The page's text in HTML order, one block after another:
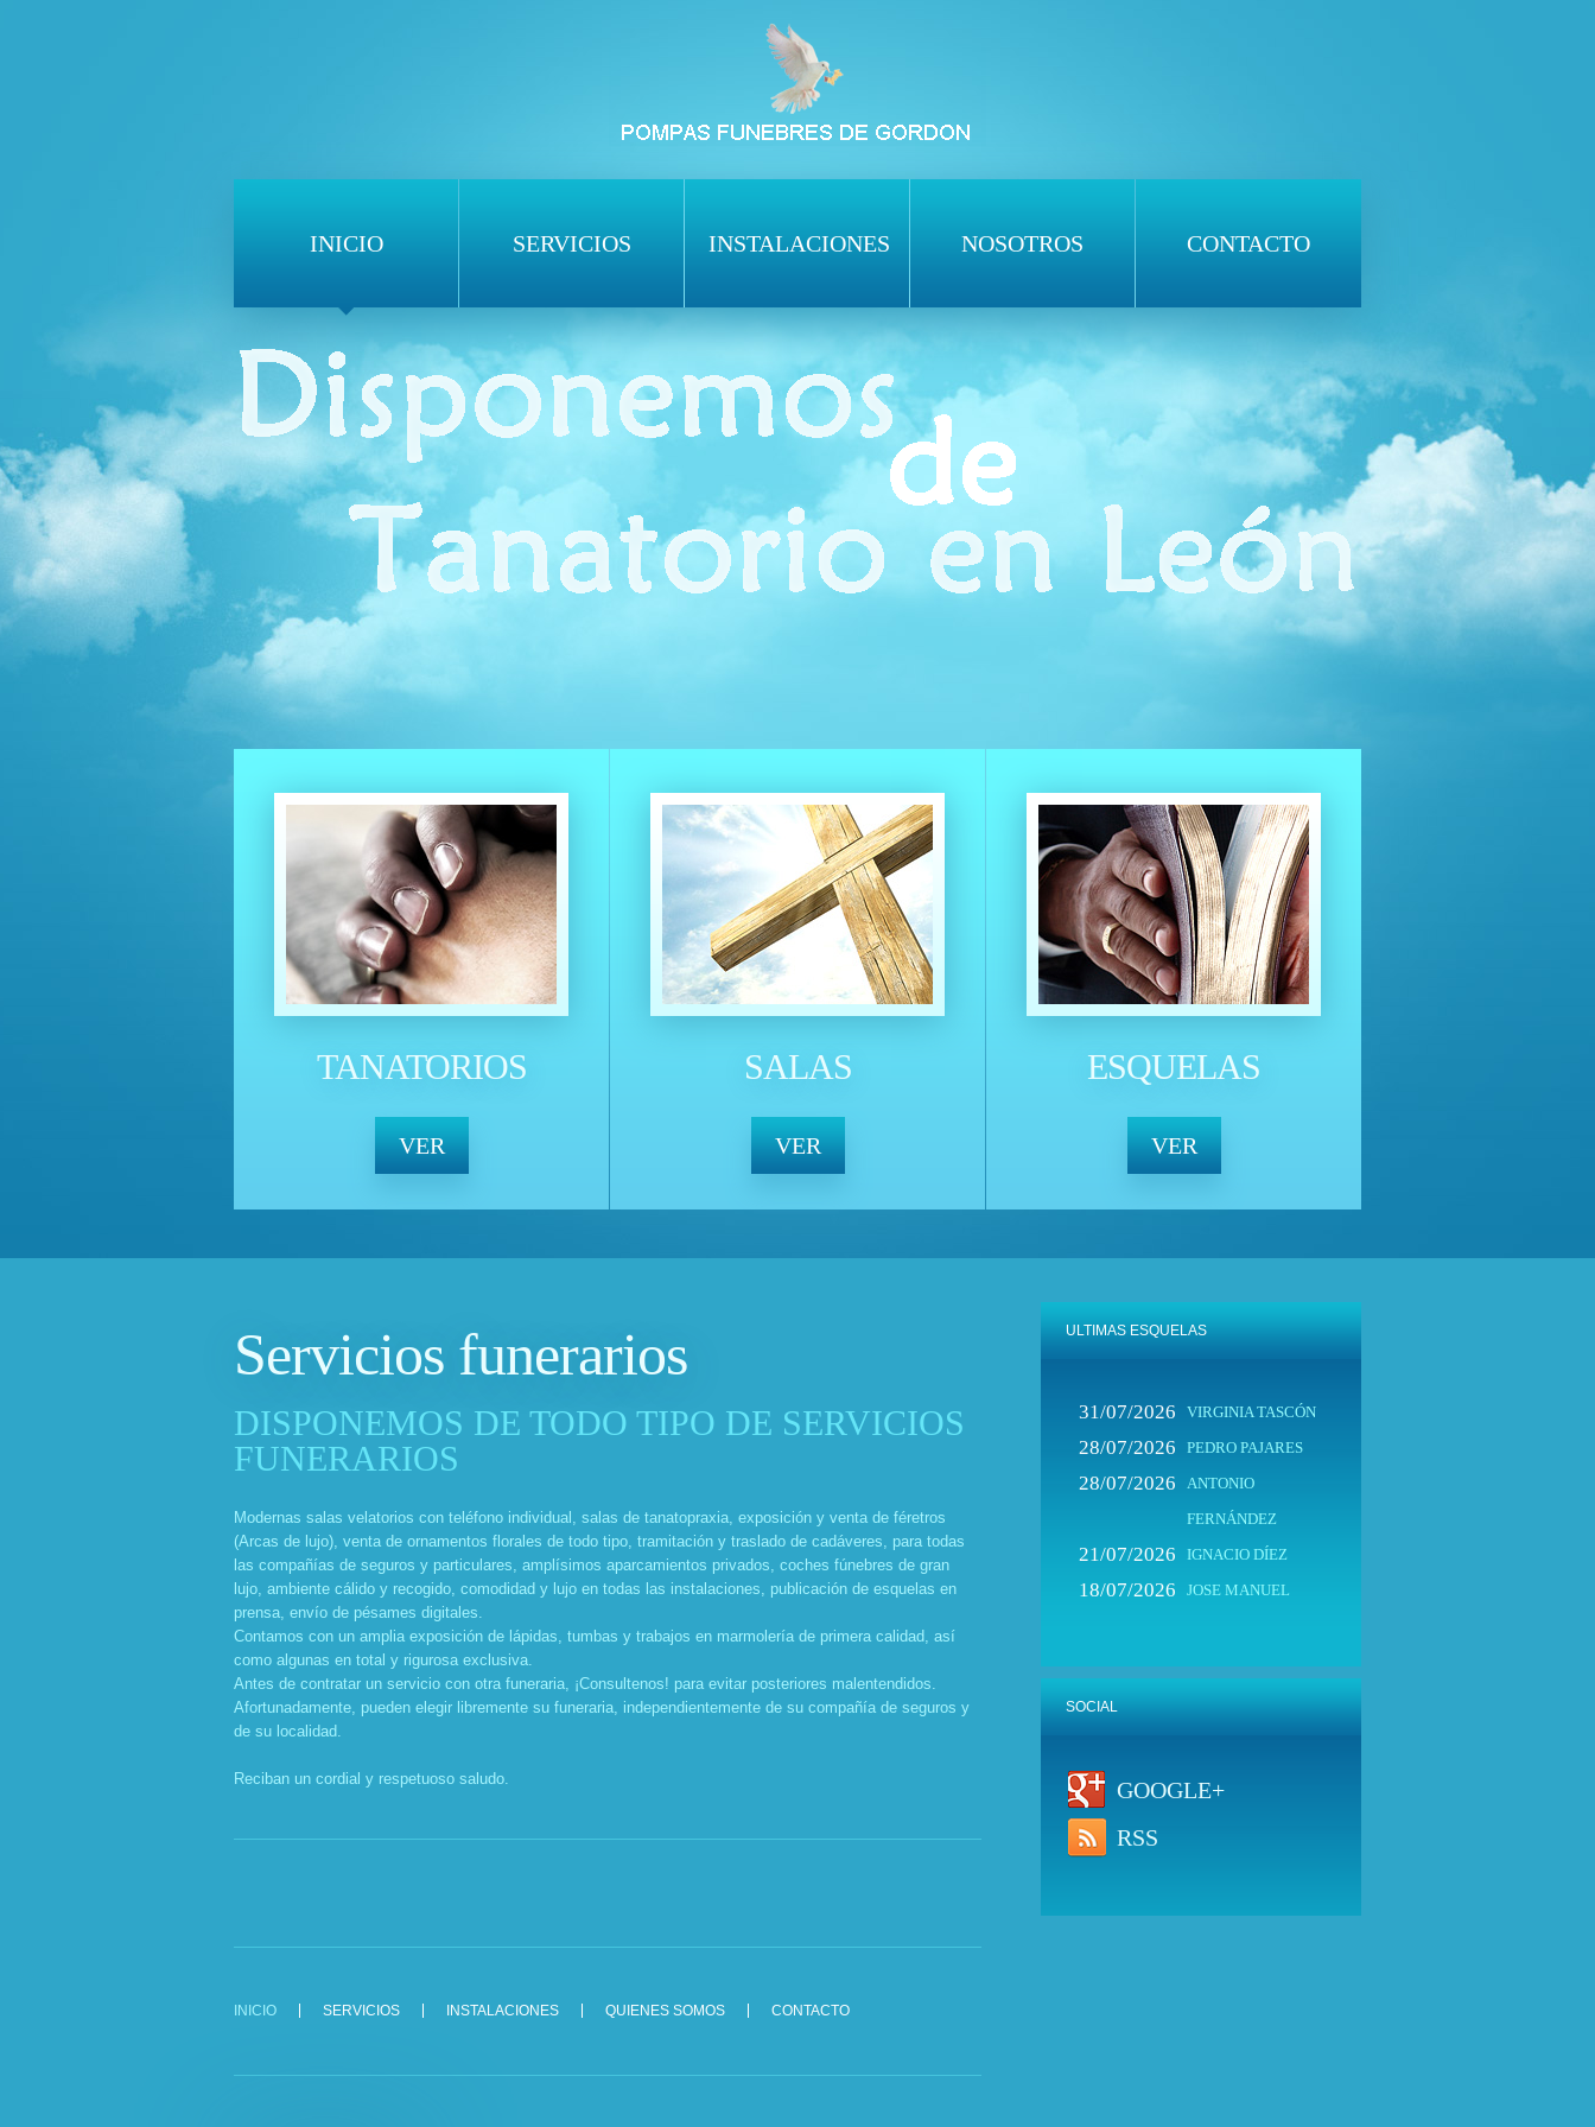
INICIO SERVICIOS INSTALACIONES NOSOTROS CONTACTO
TANATORIOS
VER
SALAS
VER
ESQUELAS
VER
ULTIMAS ESQUELAS
31/07/2026 VIRGINIA TASCÓN
28/07/2026 PEDRO PAJARES
28/07/2026
ANTONIO
FERNÁNDEZ
21/07/2026 IGNACIO DÍEZ
18/07/2026 JOSE MANUEL
SOCIAL
GOOGLE+
RSS
Servicios funerarios
DISPONEMOS DE TODO TIPO DE SERVICIOS
FUNERARIOS
Modernas salas velatorios con teléfono individual, salas de tanatopraxia, exposición y venta de féretros
(Arcas de lujo), venta de ornamentos florales de todo tipo, tramitación y traslado de cadáveres, para todas
las compañías de seguros y particulares, amplísimos aparcamientos privados, coches fúnebres de gran
lujo, ambiente cálido y recogido, comodidad y lujo en todas las instalaciones, publicación de esquelas en
prensa, envío de pésames digitales.
Contamos con un amplia exposición de lápidas, tumbas y trabajos en marmolería de primera calidad, así
como algunas en total y rigurosa exclusiva.
Antes de contratar un servicio con otra funeraria, ¡Consultenos! para evitar posteriores malentendidos.
Afortunadamente, pueden elegir libremente su funeraria, independientemente de su compañía de seguros y
de su localidad.
Reciban un cordial y respetuoso saludo.
INICIO SERVICIOS INSTALACIONES QUIENES SOMOS CONTACTO